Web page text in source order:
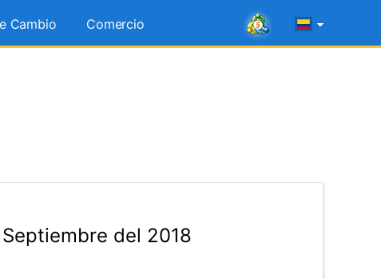
Cambio Comercio
del 2018